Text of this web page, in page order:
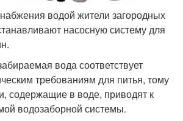
водой жители загородных
насосную систему для
вода соответствует
требованиям для питья, тому
содержащие в воде, приводят к
водозаборной системы.